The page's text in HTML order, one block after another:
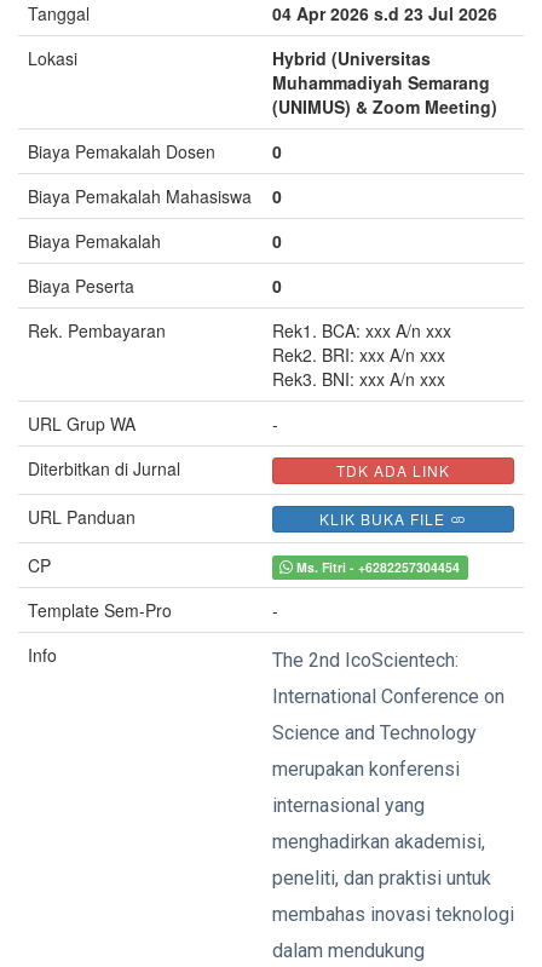
Tanggal
04 Apr 2026 s.d 23 Jul 2026
Lokasi
Hybrid (Universitas
Muhammadiyah Semarang
(UNIMUS) & Zoom Meeting)
Biaya Pemakalah Dosen
0
Biaya Pemakalah Mahasiswa
0
Biaya Pemakalah
0
Biaya Peserta
0
Rek. Pembayaran
Rek1. BCA: xxx A/n xxx
Rek2. BRI: xxx A/n xxx
Rek3. BNI: xxx A/n xxx
URL Grup WA
-
Diterbitkan di Jurnal
TDK ADA LINK
URL Panduan KLIK BUKA FILE
CP Ms. Fitri - +6282257304454
Template Sem-Pro
-
Info
The 2nd IcoScientech:
International Conference on
Science and Technology
merupakan konferensi
internasional yang
menghadirkan akademisi,
peneliti, dan praktisi untuk
membahas inovasi teknologi
dalam mendukung